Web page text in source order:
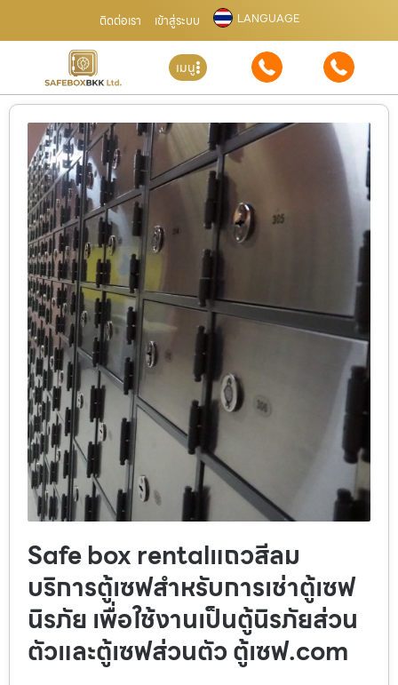
ติดต่อเรา เข้าสู่ระบบ LANGUAGE
เมนู
Safe box rentalแถวสีลม
บริการตู้เซฟสำหรับการเช่าตู้เซฟ
นิรภัย เพื่อใช้งานเป็นตู้นิรภัยส่วน
ตัวและตู้เซฟส่วนตัว ตู้เซฟ.com